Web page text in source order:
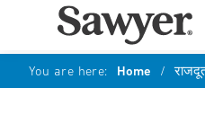
You are here: Home /